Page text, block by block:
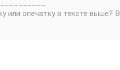
или опечатку в тексте выше?